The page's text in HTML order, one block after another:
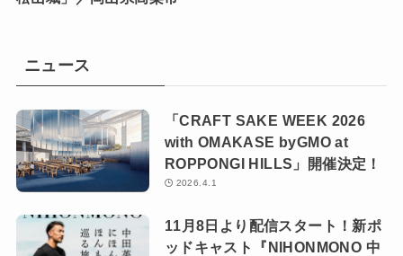
ニュース
「CRAFT SAKE WEEK 2026
with OMAKASE byGMO at
ROPPONGI HILLS」開催決定！
2026.4.1
11月8日より配信スタート！新ポ
ッドキャスト『NIHONMONO 中